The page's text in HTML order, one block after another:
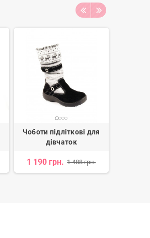
Чоботи підліткові для
дівчаток
1 190 грн. 1 488 грн.